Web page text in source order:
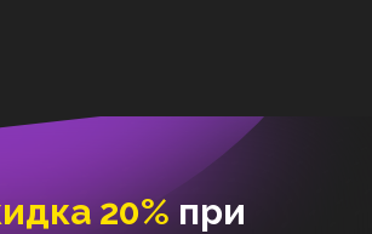
20% при